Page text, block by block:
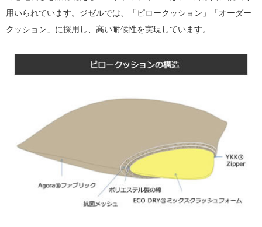
用いられています。ジゼルでは、「ピロークッション」「オーダー
クッション」に採用し、高い耐候性を実現しています。